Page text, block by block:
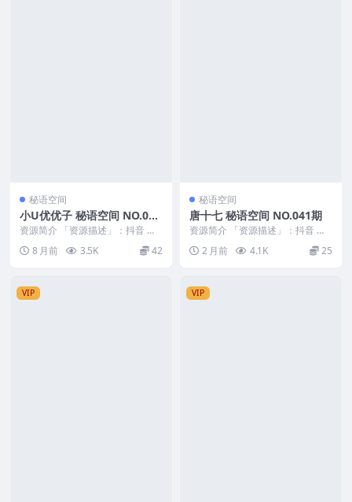
秘语空间
小U优优子 秘语空间 NO.036
期 最新至：2025.12.06
资源简介 「资源描述」：抖音 小u
优优子 秘语空间 NO.036期 【5P1
V】...8 月前 3.5K 42
秘语空间
唐十七 秘语空间 NO.041期
资源简介 「资源描述」：抖音 唐
十七 秘语空间 NO.041期 【23P】
「资...2 月前 4.1K 25
VIP VIP